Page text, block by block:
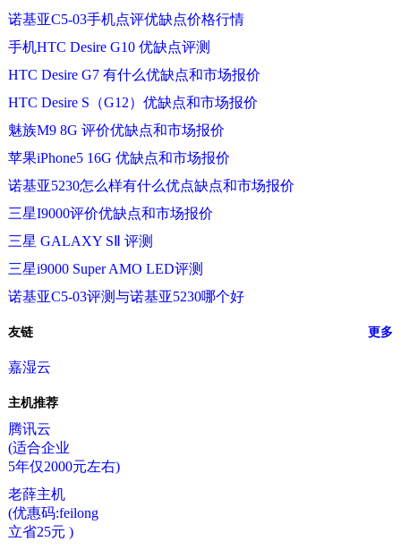
诺基亚C5-03手机点评优缺点价格行情
手机HTC Desire G10 优缺点评测
HTC Desire G7 有什么优缺点和市场报价
HTC Desire S（G12）优缺点和市场报价
魅族M9 8G 评价优缺点和市场报价
苹果iPhone5 16G 优缺点和市场报价
诺基亚5230怎么样有什么优点缺点和市场报价
三星I9000评价优缺点和市场报价
三星 GALAXY SⅡ 评测
三星i9000 Super AMO LED评测
诺基亚C5-03评测与诺基亚5230哪个好
友链 更多
嘉湿云
主机推荐
腾讯云
(适合企业
5年仅2000元左右)
老薛主机
(优惠码:feilong
立省25元 )